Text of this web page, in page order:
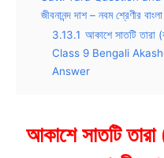
জীবনানন্দ দাশ – নবম শ্রেণীর
3.13.1 আকাশে সাতটি তারা
Class 9 Bengali
Answer
আকাশে সাতটি তারা